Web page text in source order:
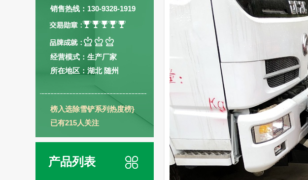
销售热线：130-9328-1919
经营模式：生产厂家
所在地区：湖北 随州
榜入选除雪铲系列热度榜}
已有215人关注
产品列表